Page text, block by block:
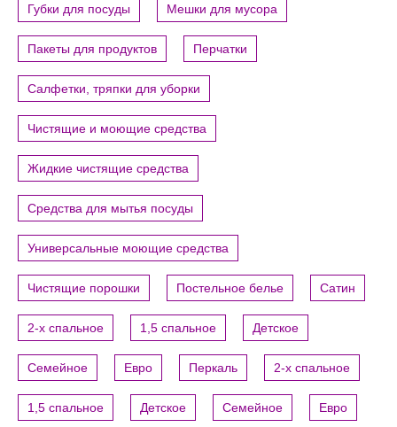
Губки для посуды Мешки для мусора
Пакеты для продуктов Перчатки
Салфетки, тряпки для уборки
Чистящие и моющие средства
Жидкие чистящие средства
Средства для мытья посуды
Универсальные моющие средства
Чистящие порошки Постельное белье Сатин
2-х спальное 1,5 спальное Детское
Семейное Евро Перкаль 2-х спальное
1,5 спальное Детское Семейное Евро